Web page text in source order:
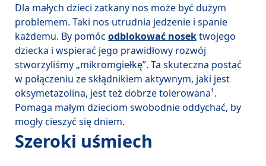
Dla małych dzieci zatkany nos może być dużym
problemem. Taki nos utrudnia jedzenie i spanie
każdemu. By pomóc odblokować nosek twojego
dziecka i wspierać jego prawidłowy rozwój
stworzyliśmy „mikromgiełkę”. Ta skuteczna postać
w połączeniu ze skłądnikiem aktywnym, jaki jest
oksymetazolina, jest też dobrze tolerowana¹.
Pomaga małym dzieciom swobodnie oddychać, by
mogły cieszyć się dniem.
Szeroki uśmiech